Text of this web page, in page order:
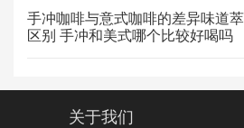
手冲咖啡与意式咖啡的差异味道
区别 手冲和美式哪个比较好喝吗
关于我们